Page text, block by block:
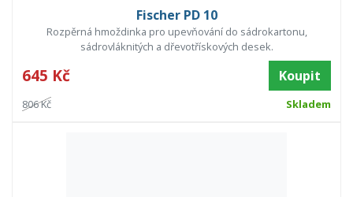
Fischer PD 10
Rozpěrná hmoždinka pro upevňování do sádrokartonu,
sádrovláknitých a dřevotřískových desek.
645 Kč Koupit
806 Kč Skladem